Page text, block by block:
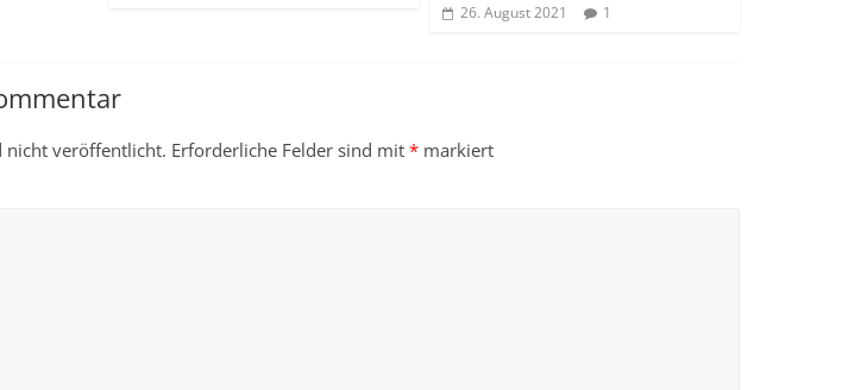
26. August 2021 1
nicht veröffentlicht. Erforderliche Felder sind mit * markiert